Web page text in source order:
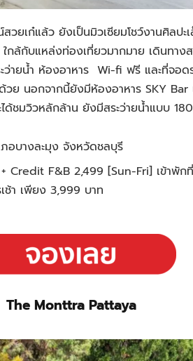
ยเก๋แล้ว ยังเป็นมิวเซียมโชว์งานศิลปะ
ล้กับแหล่งท่องเที่ยวมากมาย เดินทาง
ว่ายน้ำ ห้องอาหาร Wi-fi ฟรี และที่จอ
วย นอกจากนี้ยังมีห้องอาหาร SKY Bar
ด้ชมวิวหลักล้าน ยังมีสระว่ายน้ำแบบ
อบางละมุง จังหวัดชลบุรี
+ Credit F&B 2,499 [Sun-Fri] เข้าพั
ช้า เพียง 3,999 บาท
The Monttra Pattaya